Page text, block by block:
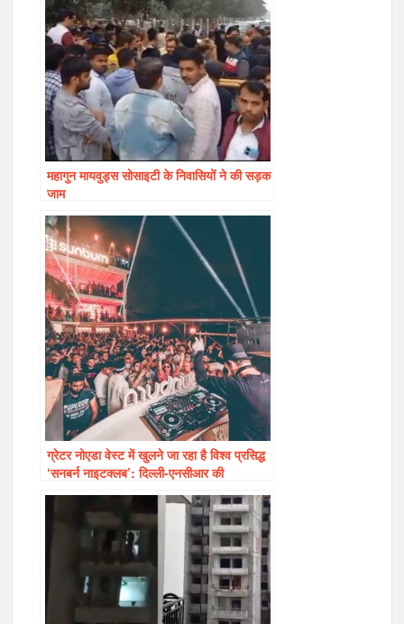
महागुन मायवुड्स सोसाइटी के निवासियों ने की सड़क
जाम
ग्रेटर नोएडा वेस्ट में खुलने जा रहा है विश्व प्रसिद्ध
‘सनबर्न नाइटक्लब’: दिल्ली-एनसीआर की
नाइटलाइफ़ को मिलेगा नया मुकाम